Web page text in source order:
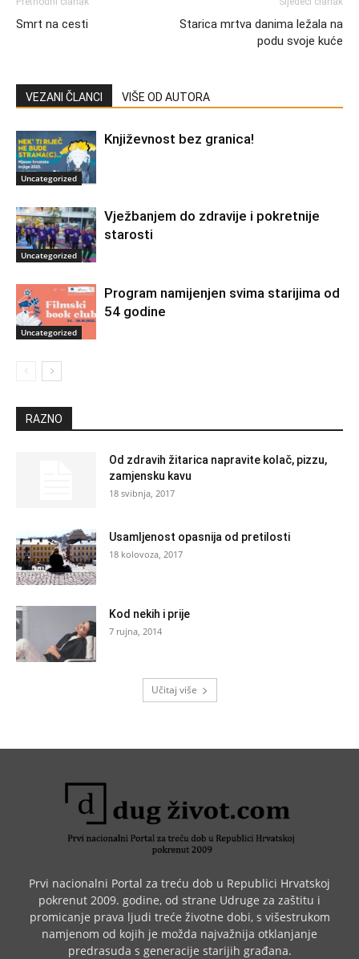
Smrt na cesti
Starica mrtva danima ležala na
podu svoje kuće
VEZANI ČLANCI VIŠE OD AUTORA
Uncategorized
Književnost bez granica!
Uncategorized
Vježbanjem do zdravije i pokretnije
starosti
Uncategorized
Program namijenjen svima starijima od
54 godine
RAZNO
Od zdravih žitarica napravite kolač, pizzu,
zamjensku kavu
18 svibnja, 2017
Usamljenost opasnija od pretilosti
18 kolovoza, 2017
Kod nekih i prije
7 rujna, 2014
Učitaj više
Prvi nacionalni Portal za treću dob u Republici Hrvatskoj
pokrenut 2009. godine, od strane Udruge za zaštitu i
promicanje prava ljudi treće životne dobi, s višestrukom
namjenom od kojih je možda najvažnija otklanjanje
predrasuda s generacije starijih građana.